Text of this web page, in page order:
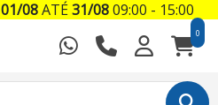
0
01/08ATÉ31/0809:00 - 15:00